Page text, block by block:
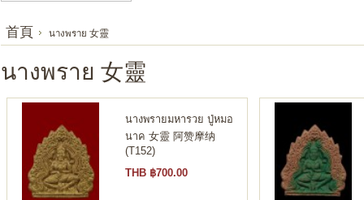
首頁 นางพราย 女靈
นางพราย 女靈
นางพรายมหารวย ปู่หมอ
นาค 女靈 阿赞摩纳
(T152)
THB ฿700.00